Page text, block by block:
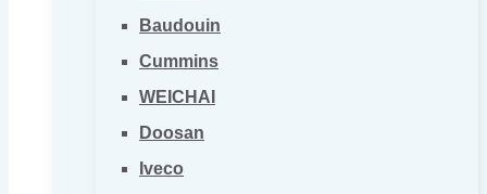
Baudouin
Cummins
WEICHAI
Doosan
Iveco